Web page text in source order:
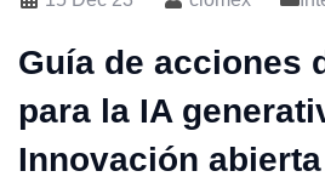
Guía de acciones
para la IA
Innovación